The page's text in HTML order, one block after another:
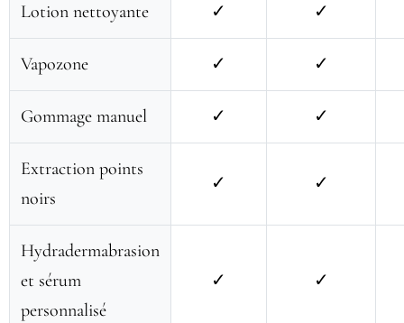
Lotion nettoyante ✓ ✓
Vapozone ✓ ✓
Gommage manuel ✓ ✓
Extraction points
noirs
✓ ✓
Hydradermabrasion
et sérum
personnalisé
✓ ✓